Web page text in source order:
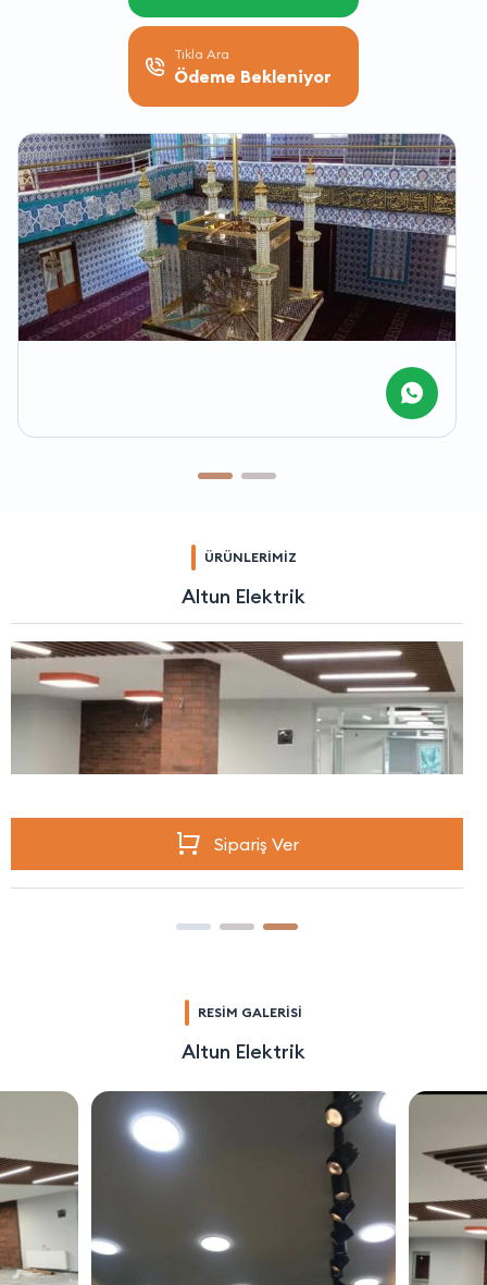
Tıkla Ara
Ödeme Bekleniyor
ÜRÜNLERİMİZ
Altun Elektrik
Sipariş Ver
RESİM GALERİSİ
Altun Elektrik